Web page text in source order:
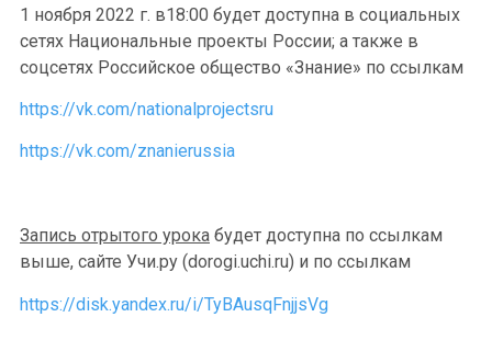
1 ноября 2022 г. в18:00 будет доступна в социальных
сетях Национальные проекты России; а также в
соцсетях Российское общество «Знание» по ссылкам
https://vk.com/nationalprojectsru
https://vk.com/znanierussia
Запись отрытого урока будет доступна по ссылкам
выше, сайте Учи.ру (dorogi.uchi.ru) и по ссылкам
https://disk.yandex.ru/i/TyBAusqFnjjsVg